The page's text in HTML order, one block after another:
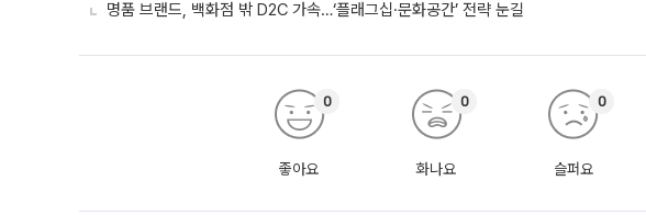
명품 브랜드, 백화점 밖 D2C 가속…‘플래그십·문화공간’ 전략 눈길
좋아요
0
화나요
0
슬퍼요
0